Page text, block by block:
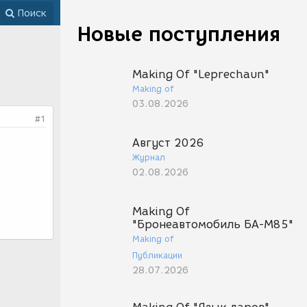
Новые поступления
Making Of "Leprechaun"
Making of
03.08.2026
Август 2026
Журнал
02.08.2026
Making Of
"Бронеавтомобиль БА-М85"
Making of
Публикации
28.07.2026
Поиск
#1